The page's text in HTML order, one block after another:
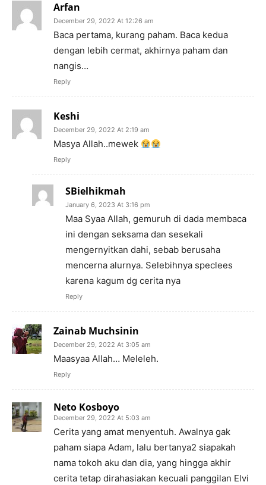
Arfan
December 29, 2022 At 12:26 am
Baca pertama, kurang paham. Baca kedua
dengan lebih cermat, akhirnya paham dan
nangis…
Reply
Keshi
December 29, 2022 At 2:19 am
Masya Allah..mewek
Reply
SBielhikmah
January 6, 2023 At 3:16 pm
Maa Syaa Allah, gemuruh di dada membaca
ini dengan seksama dan sesekali
mengernyitkan dahi, sebab berusaha
mencerna alurnya. Selebihnya speclees
karena kagum dg cerita nya
Reply
Zainab Muchsinin
December 29, 2022 At 3:05 am
Maasyaa Allah… Meleleh.
Reply
Neto Kosboyo
December 29, 2022 At 5:03 am
Cerita yang amat menyentuh. Awalnya gak
paham siapa Adam, lalu bertanya2 siapakah
nama tokoh aku dan dia, yang hingga akhir
cerita tetap dirahasiakan kecuali panggilan Elvi